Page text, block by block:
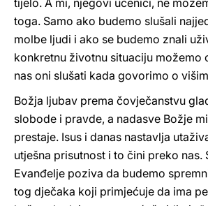
tijelo. A mi, njegovi učenici, ne
toga. Samo ako budemo slušali
molbe ljudi i ako se budemo znali
konkretnu životnu situaciju možemo
nas oni slušati kada govorimo o
Božja ljubav prema čovječanstvu
slobode i pravde, a nadasve Božje
prestaje. Isus i danas nastavlja
utješna prisutnost i to čini preko nas.
Evanđelje poziva da budemo
tog dječaka koji primjećuje da ima